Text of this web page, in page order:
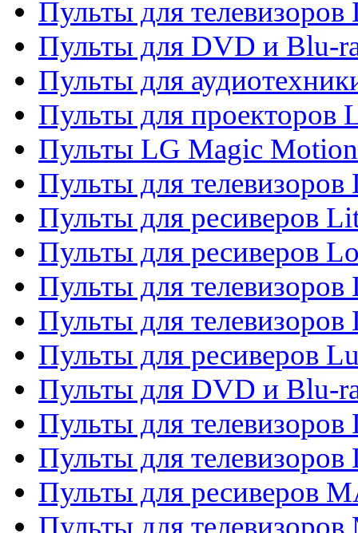
Пульты для телевизоров
Пульты для DVD и Blu-
Пульты для
Пульты для проекторов
Пульты LG Magic Motion
Пульты для
Пульты для ресиверов
Пульты для ресиверов
Пульты для телевизоров
Пульты для
Пульты для ресиверов
Пульты для DVD и Blu-
Пульты для телевизоров
Пульты для телевизоров
Пульты для ресиверов
Пульты для телевизоров